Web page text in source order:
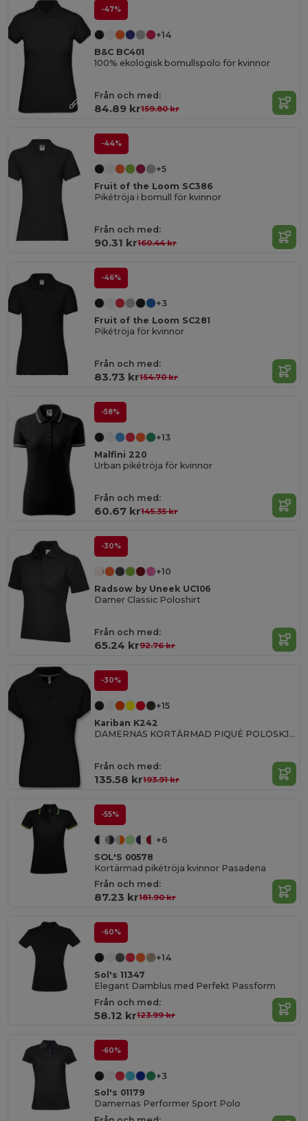
-47%
+14
B&C BC401
100% ekologisk bomullspolo för kvinnor
Från och med:
84.89 kr159.80 kr
-44%
+5
Fruit of the Loom SC386
Pikétröja i bomull för kvinnor
Från och med:
90.31 kr160.44 kr
-46%
+3
Fruit of the Loom SC281
Pikétröja för kvinnor
Från och med:
83.73 kr154.70 kr
-58%
+13
Malfini 220
Urban pikétröja för kvinnor
Från och med:
60.67 kr145.35 kr
-30%
+10
Radsow by Uneek UC106
Damer Classic Poloshirt
Från och med:
65.24 kr92.76 kr
-30%
+15
Kariban K242
DAMERNAS KORTÄRMAD PIQUÉ POLOSKJORTA
Från och med:
135.58 kr193.91 kr
-55%
+6
SOL'S 00578
Kortärmad pikétröja kvinnor Pasadena
Från och med:
87.23 kr181.90 kr
-60%
+14
Sol's 11347
Elegant Damblus med Perfekt Passform
Från och med:
58.12 kr123.99 kr
-60%
+3
Sol's 01179
Damernas Performer Sport Polo